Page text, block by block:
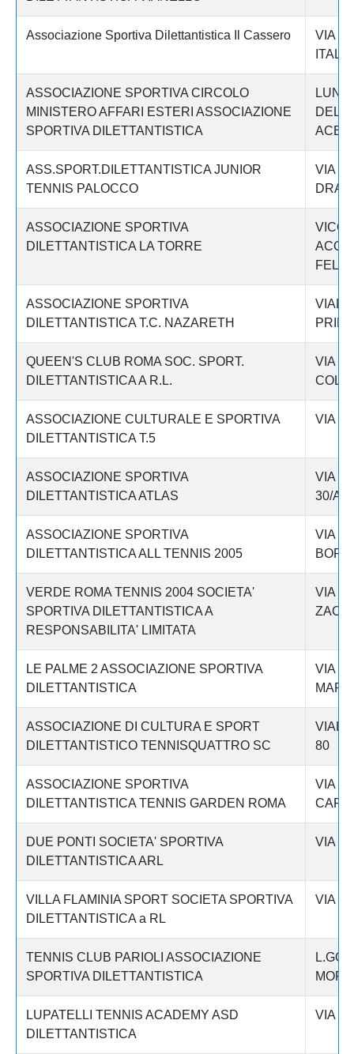
Associazione Sportiva Dilettantistica Il Cassero
VIA
ASSOCIAZIONE SPORTIVA CIRCOLO
MINISTERO AFFARI ESTERI ASSOCIAZIONE
SPORTIVA DILETTANTISTICA
ASS.SPORT.DILETTANTISTICA JUNIOR
TENNIS PALOCCO
VIA
ASSOCIAZIONE SPORTIVA
DILETTANTISTICA LA TORRE
ASSOCIAZIONE SPORTIVA
DILETTANTISTICA T.C. NAZARETH
VIALE
QUEEN'S CLUB ROMA SOC. SPORT.
DILETTANTISTICA A R.L.
VIA
ASSOCIAZIONE CULTURALE E SPORTIVA
DILETTANTISTICA T.5
VIA
ASSOCIAZIONE SPORTIVA
DILETTANTISTICA ATLAS
VIA
30/A
ASSOCIAZIONE SPORTIVA
DILETTANTISTICA ALL TENNIS 2005
VIA
VERDE ROMA TENNIS 2004 SOCIETA'
SPORTIVA DILETTANTISTICA A
RESPONSABILITA' LIMITATA
VIA
LE PALME 2 ASSOCIAZIONE SPORTIVA
DILETTANTISTICA
VIA
ASSOCIAZIONE DI CULTURA E SPORT
DILETTANTISTICO TENNISQUATTRO SC
80
ASSOCIAZIONE SPORTIVA
DILETTANTISTICA TENNIS GARDEN ROMA
VIA
DUE PONTI SOCIETA' SPORTIVA
DILETTANTISTICA ARL
VIA
VILLA FLAMINIA SPORT SOCIETA SPORTIVA
DILETTANTISTICA a RL
VIA
TENNIS CLUB PARIOLI ASSOCIAZIONE
SPORTIVA DILETTANTISTICA
L.GO
LUPATELLI TENNIS ACADEMY ASD
DILETTANTISTICA
VIA